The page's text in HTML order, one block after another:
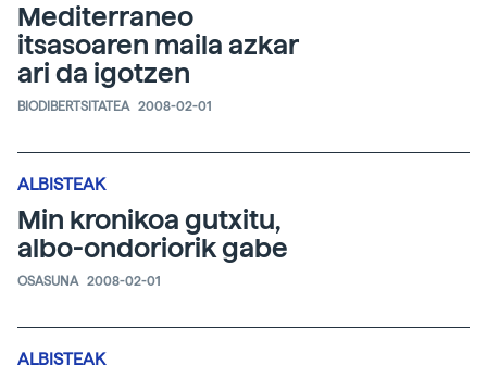
Mediterraneo
itsasoaren maila azkar
ari da igotzen
BIODIBERTSITATEA 2008-02-01
ALBISTEAK
Min kronikoa gutxitu,
albo-ondoriorik gabe
OSASUNA 2008-02-01
ALBISTEAK